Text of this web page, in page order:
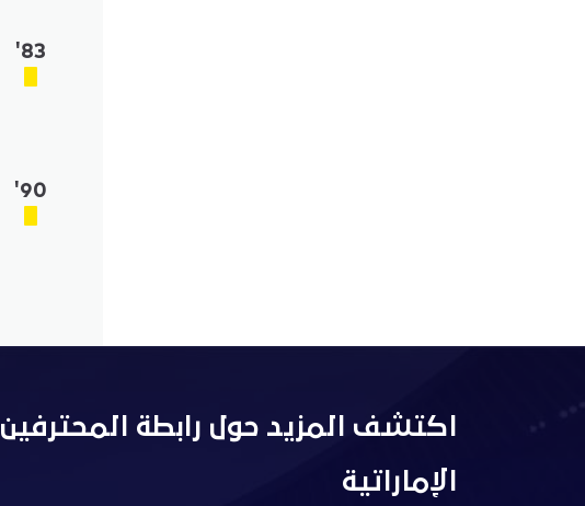
'83
'90
اكتشف المزيد حول رابطة المحترفين
الإماراتية